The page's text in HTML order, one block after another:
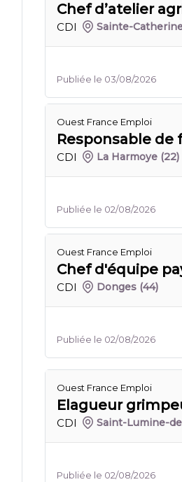
Chef d’atelier
CDI Sainte-
Publiée le 03/08/2026
Ouest France Emploi
Responsable de
CDI La Harmoye (22)
Publiée le 02/08/2026
Ouest France Emploi
Chef d'équipe
CDI Donges (44)
Publiée le 02/08/2026
Ouest France Emploi
Elagueur
CDI Saint-Lumine-
Publiée le 02/08/2026